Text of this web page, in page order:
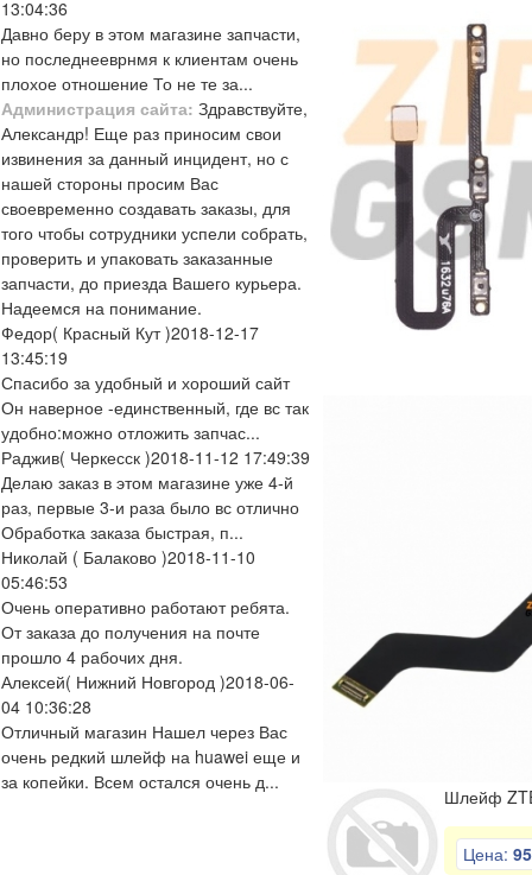
13:04:36
Давно беру в этом магазине запчасти,
но последнееврнмя к клиентам очень
плохое отношение То не те за...
Администрация сайта: Здравствуйте,
Александр! Еще раз приносим свои
извинения за данный инцидент, но с
нашей стороны просим Вас
своевременно создавать заказы, для
того чтобы сотрудники успели собрать,
проверить и упаковать заказанные
запчасти, до приезда Вашего курьера.
Надеемся на понимание.
Федор( Красный Кут )2018-12-17
13:45:19
Спасибо за удобный и хороший сайт
Он наверное -единственный, где вс так
удобно:можно отложить запчас...
Раджив( Черкесск )2018-11-12 17:49:39
Делаю заказ в этом магазине уже 4-й
раз, первые 3-и раза было вс отлично
Обработка заказа быстрая, п...
Николай ( Балаково )2018-11-10
05:46:53
Очень оперативно работают ребята.
От заказа до получения на почте
прошло 4 рабочих дня.
Алексей( Нижний Новгород )2018-06-
04 10:36:28
Отличный магазин Нашел через Вас
очень редкий шлейф на huawei еще и
за копейки. Всем остался очень д...
Шлейф
Цена: